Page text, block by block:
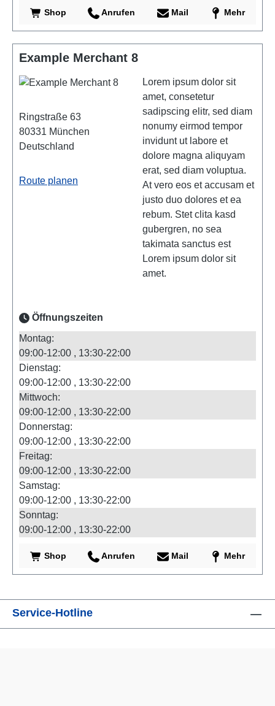
Shop Anrufen Mail Mehr
Example Merchant 8
Ringstraße 63
80331 München
Deutschland
Route planen
Lorem ipsum dolor sit
amet, consetetur
sadipscing elitr, sed diam
nonumy eirmod tempor
invidunt ut labore et
dolore magna aliquyam
erat, sed diam voluptua.
At vero eos et accusam et
justo duo dolores et ea
rebum. Stet clita kasd
gubergren, no sea
takimata sanctus est
Lorem ipsum dolor sit
amet.
Öffnungszeiten
Montag:
09:00-12:00
13:30-22:00
Dienstag:
09:00-12:00
13:30-22:00
Mittwoch:
09:00-12:00
13:30-22:00
Donnerstag:
09:00-12:00
13:30-22:00
Freitag:
09:00-12:00
13:30-22:00
Samstag:
09:00-12:00
13:30-22:00
Sonntag:
09:00-12:00
13:30-22:00
Shop Anrufen Mail Mehr
Service-Hotline